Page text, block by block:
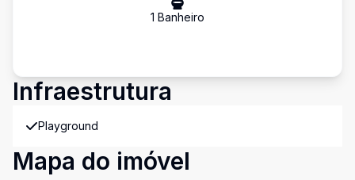
1 Banheiro
Infraestrutura
Playground
Mapa do imóvel